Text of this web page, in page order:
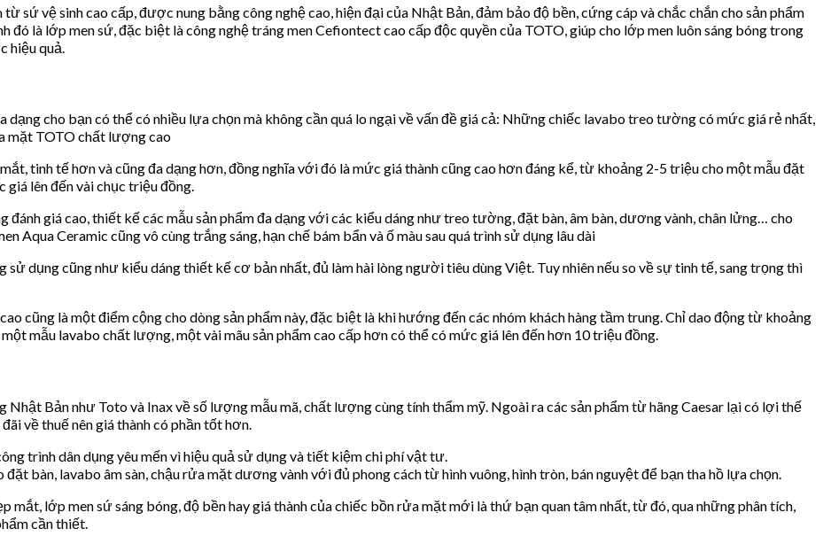
vệ sinh cao cấp, được nung bằng công nghệ cao, hiện đại của Nhật Bản, đảm bảo độ bền, cứng cáp và chắc chắn cho sản phẩm
đó là lớp men sứ, đặc biệt là công nghệ tráng men Cefiontect cao cấp độc quyền của TOTO, giúp cho lớp men luôn sáng bóng trong
hiệu quả.
cho bạn có thể có nhiều lựa chọn mà không cần quá lo ngại về vấn đề giá cả: Những chiếc lavabo treo tường có mức giá rẻ nhất,
mặt TOTO chất lượng cao
tinh tế hơn và cũng đa dạng hơn, đồng nghĩa với đó là mức giá thành cũng cao hơn đáng kể, từ khoảng 2-5 triệu cho một mẫu đặt
lên đến vài chục triệu đồng.
giá cao, thiết kế các mẫu sản phẩm đa dạng với các kiểu dáng như treo tường, đặt bàn, âm bàn, dương vành, chân lửng… cho
Aqua Ceramic cũng vô cùng trắng sáng, hạn chế bám bẩn và ố màu sau quá trình sử dụng lâu dài
dụng cũng như kiểu dáng thiết kế cơ bản nhất, đủ làm hài lòng người tiêu dùng Việt. Tuy nhiên nếu so về sự tinh tế, sang trọng thì
cũng là một điểm cộng cho dòng sản phẩm này, đặc biệt là khi hướng đến các nhóm khách hàng tầm trung. Chỉ dao động từ khoảng
mẫu lavabo chất lượng, một vài mãu sản phẩm cao cấp hơn có thể có mức giá lên đến hơn 10 triệu đồng.
Nhật Bản như Toto và Inax về số lượng mẫu mã, chất lượng cùng tính thẩm mỹ. Ngoài ra các sản phẩm từ hãng Caesar lại có lợi thế
về thuế nên giá thành có phần tốt hơn.
trình dân dụng yêu mến vì hiệu quả sử dụng và tiết kiệm chi phí vật tư.
bàn, lavabo âm sàn, chậu rửa mặt dương vành với đủ phong cách từ hình vuông, hình tròn, bán nguyệt để bạn tha hồ lựa chọn.
mắt, lớp men sứ sáng bóng, độ bền hay giá thành của chiếc bồn rửa mặt mới là thứ bạn quan tâm nhất, từ đó, qua những phân tích,
cần thiết.